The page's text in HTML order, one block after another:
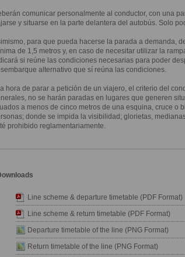
comunicar personalmente al conductor, con una
y situarse en la parte delantera del autobús. Solo
para que pueda hacerse la parada a demanda,
de 1,5 metros y, en caso de necesitar utilizar la
si reúne las condiciones necesarias para poder
alternativo que sí reúna las condiciones.
hora de parar a petición de un viajero, el criterio del
no se harán paradas en lugares que generen
a menos de cinco metros de una esquina, cruce o
donde se impida la visibilidad; glorietas,
prohibido reglamentariamente.
Line scheme & departure timetable (PDF Format)
Line scheme & return timetable (PDF Format)
Departure timetable of the line (PNG Format)
Return timetable of the line (PNG Format)